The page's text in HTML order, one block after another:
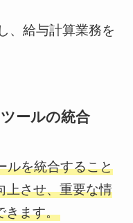
、給与計算業務を
ールの統合
ルを統合すること
上させ、重要な情
きます。